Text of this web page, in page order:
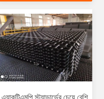
'bn', function () {});}
এ্যাকটিএমপি স্ট্যান্ডার্ডের চেয়ে বেশি